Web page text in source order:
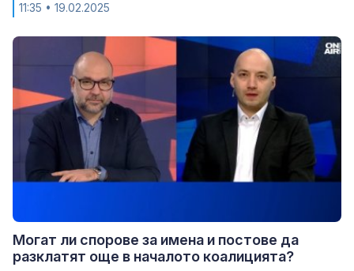
11:35 • 19.02.2025
Могат ли спорове за имена и постове да
разклатят още в началото коалицията?